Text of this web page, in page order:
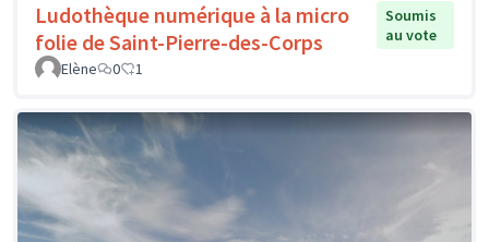
Ludothèque numérique à la micro
folie de Saint-Pierre-des-Corps
Soumis
au vote
Elène
0 1